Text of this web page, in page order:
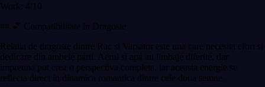
Work: 4/10
## 💕 Compatibilitate in Dragoste
Relatia de dragoste dintre Rac si Varsator este una care necesita efort si
dedicare din ambele parti. Aerul si apa au limbaje diferite, dar
impreuna pot crea o perspectiva completa, iar aceasta energie se
reflecta direct in dinamica romantica dintre cele doua semne.